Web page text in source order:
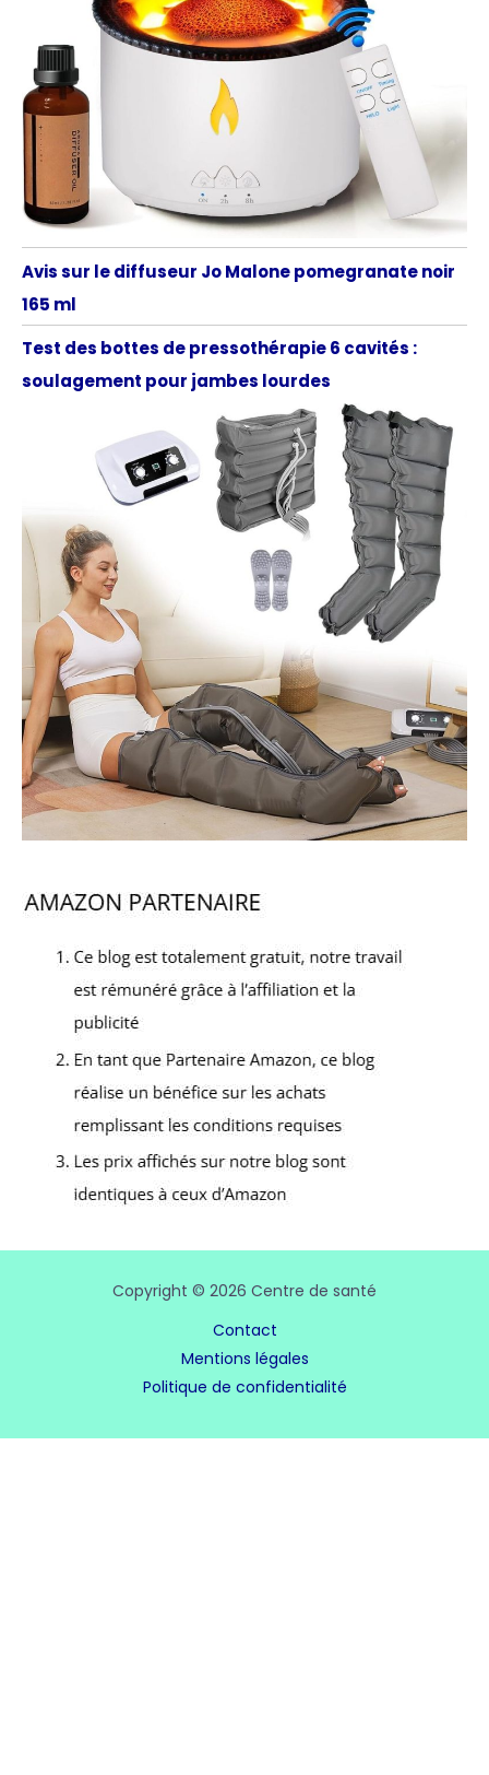
Avis sur le diffuseur Jo Malone pomegranate noir
165 ml
Test des bottes de pressothérapie 6 cavités :
soulagement pour jambes lourdes
Copyright © 2026 Centre de santé
Contact
Mentions légales
Politique de confidentialité